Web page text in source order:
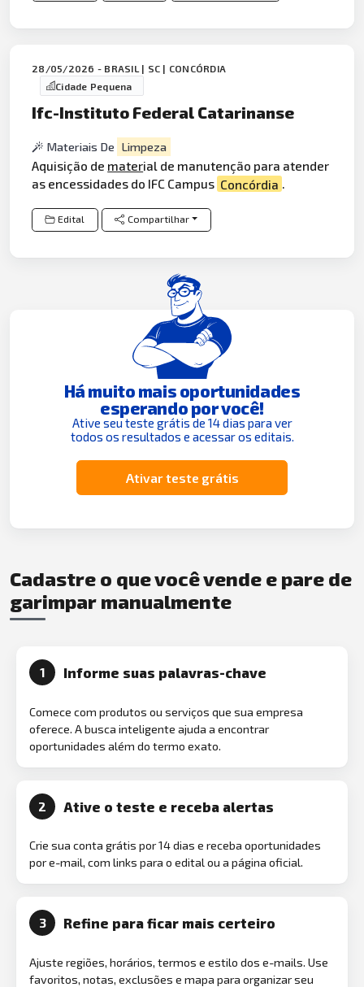
28/05/2026 - BRASIL | SC | CONCÓRDIA
Cidade Pequena
Ifc-Instituto Federal Catarinanse
Materiais De Limpeza
Aquisição de material de manutenção para atender
as encessidades do IFC Campus Concórdia .
Edital Compartilhar
Há muito mais oportunidades
esperando por você!
Ative seu teste grátis de 14 dias para ver
todos os resultados e acessar os editais.
Ativar teste grátis
Cadastre o que você vende e pare de
garimpar manualmente
1 Informe suas palavras-chave
Comece com produtos ou serviços que sua empresa
oferece. A busca inteligente ajuda a encontrar
oportunidades além do termo exato.
2 Ative o teste e receba alertas
Crie sua conta grátis por 14 dias e receba oportunidades
por e-mail, com links para o edital ou a página oficial.
3 Refine para ficar mais certeiro
Ajuste regiões, horários, termos e estilo dos e-mails. Use
favoritos, notas, exclusões e mapa para organizar seu